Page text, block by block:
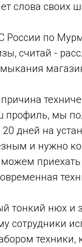
слова своих
России по
считай -
мы
дней на
и нужно
тонкий нюх и
сотрудники
техники,